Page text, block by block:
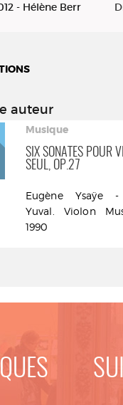
- Hélène Berr
auteur
Musique
SIX SONATES POUR
SEUL, OP.27
Eugène Ysaÿe -
Yuval. Violon
1990